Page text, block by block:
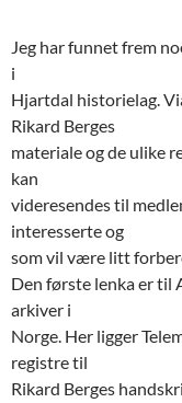
Jeg har funnet frem
i
Hjartdal historielag.
Rikard Berges
materiale og de ulike
kan
videresendes til
interesserte og
som vil være litt
Den første lenka er til
arkiver i
Norge. Her ligger
registre til
Rikard Berges